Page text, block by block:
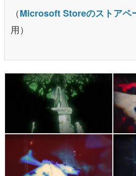
（Microsoft Storeのストアペ
用）